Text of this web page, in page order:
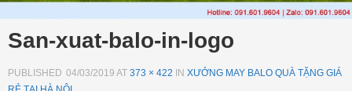
San-xuat-balo-in-logo
PUBLISHED 04/03/2019 AT 373 × 422 IN XƯỞNG MAY BALO QUÀ TẶNG GIÁ